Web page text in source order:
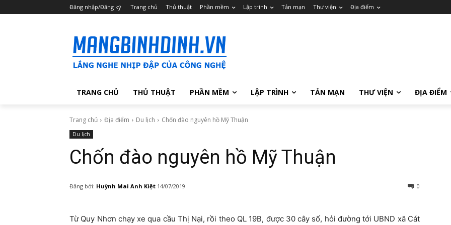
Đăng nhập/Đăng ký Trang chủ Thủ thuật Phần mềm Lập trình Tản mạn Thư viện Địa điểm
TRANG CHỦ THỦ THUẬT PHẦN MỀM LẬP TRÌNH TẢN MẠN THƯ VIỆN ĐỊA ĐIỂM
Trang chủ Địa điểm Du lịch Chốn đào nguyên hồ Mỹ Thuận
Du lịch
Chốn đào nguyên hồ Mỹ Thuận
Đăng bởi: Huỳnh Mai Anh Kiệt 14/07/2019 0
Từ Quy Nhơn chạy xe qua cầu Thị Nại, rồi theo QL 19B, được 30 cây số, hỏi đường tới UBND xã Cát